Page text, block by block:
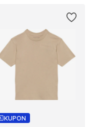
KUPON